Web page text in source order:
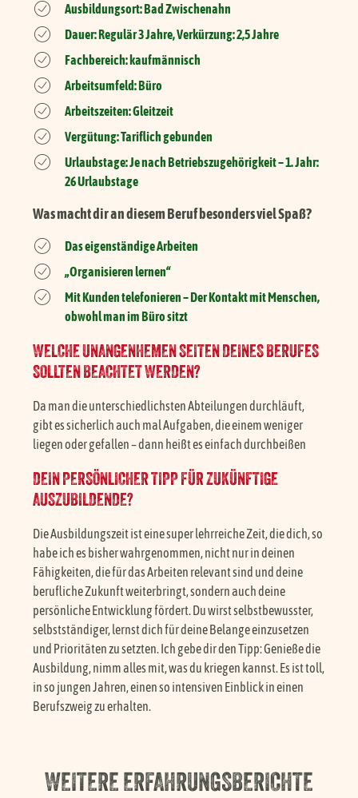
Ausbildungsort: Bad Zwischenahn
Dauer: Regulär 3 Jahre, Verkürzung: 2,5 Jahre
Fachbereich: kaufmännisch
Arbeitsumfeld: Büro
Arbeitszeiten: Gleitzeit
Vergütung: Tariflich gebunden
Urlaubstage: Je nach Betriebszugehörigkeit – 1. Jahr:
26 Urlaubstage
Was macht dir an diesem Beruf besonders viel Spaß?
Das eigenständige Arbeiten
„Organisieren lernen“
Mit Kunden telefonieren – Der Kontakt mit Menschen,
obwohl man im Büro sitzt
WELCHE UNANGENHEMEN SEITEN DEINES BERUFES
SOLLTEN BEACHTET WERDEN?
Da man die unterschiedlichsten Abteilungen durchläuft,
gibt es sicherlich auch mal Aufgaben, die einem weniger
liegen oder gefallen – dann heißt es einfach durchbeißen
DEIN PERSÖNLICHER TIPP FÜR ZUKÜNFTIGE
AUSZUBILDENDE?
Die Ausbildungszeit ist eine super lehrreiche Zeit, die dich, so
habe ich es bisher wahrgenommen, nicht nur in deinen
Fähigkeiten, die für das Arbeiten relevant sind und deine
berufliche Zukunft weiterbringt, sondern auch deine
persönliche Entwicklung fördert. Du wirst selbstbewusster,
selbstständiger, lernst dich für deine Belange einzusetzen
und Prioritäten zu setzten. Ich gebe dir den Tipp: Genieße die
Ausbildung, nimm alles mit, was du kriegen kannst. Es ist toll,
in so jungen Jahren, einen so intensiven Einblick in einen
Berufszweig zu erhalten.
WEITERE ERFAHRUNGSBERICHTE